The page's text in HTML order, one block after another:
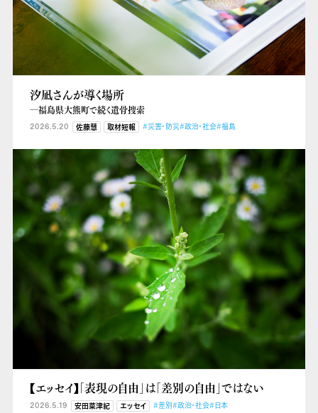
汐凪さんが導く場所
―福島県大熊町で続く遺骨捜索
2026.5.20 佐藤慧 取材短報 #災害・防災#政治・社会#福島
【エッセイ】「表現の自由」は「差別の自由」ではない
2026.5.19 安田菜津紀 エッセイ #差別#政治・社会#日本